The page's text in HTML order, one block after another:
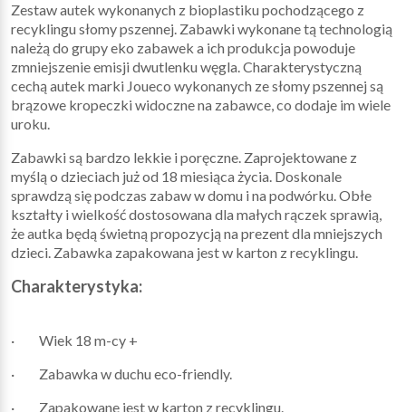
Zestaw autek wykonanych z bioplastiku pochodzącego z
recyklingu słomy pszennej. Zabawki wykonane tą technologią
należą do grupy eko zabawek a ich produkcja powoduje
zmniejszenie emisji dwutlenku węgla. Charakterystyczną
cechą autek marki Joueco wykonanych ze słomy pszennej są
brązowe kropeczki widoczne na zabawce, co dodaje im wiele
uroku.
Zabawki są bardzo lekkie i poręczne. Zaprojektowane z
myślą o dzieciach już od 18 miesiąca życia. Doskonale
sprawdzą się podczas zabaw w domu i na podwórku. Obłe
kształty i wielkość dostosowana dla małych rączek sprawią,
że autka będą świetną propozycją na prezent dla mniejszych
dzieci. Zabawka zapakowana jest w karton z recyklingu.
Charakterystyka:
· Wiek 18 m-cy +
· Zabawka w duchu eco-friendly.
· Zapakowane jest w karton z recyklingu.